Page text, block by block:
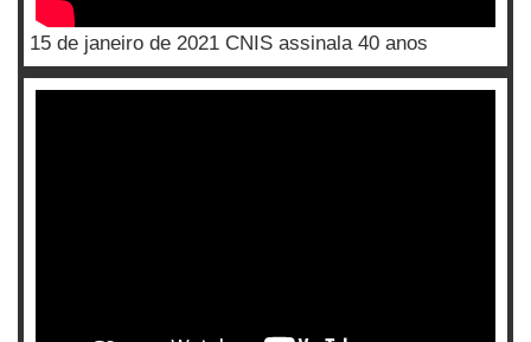
15 de janeiro de 2021 CNIS assinala 40 anos